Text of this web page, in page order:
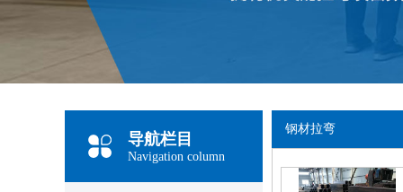
导航栏目
Navigation column
钢材拉弯